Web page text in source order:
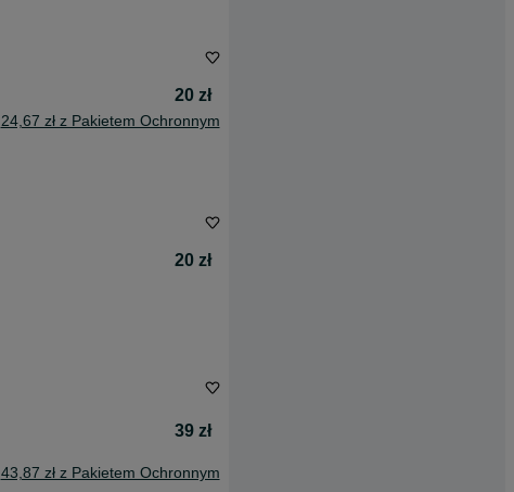
20 zł
24,67 zł z Pakietem Ochronnym
20 zł
39 zł
43,87 zł z Pakietem Ochronnym